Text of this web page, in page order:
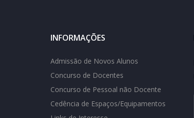
INFORMAÇÕES
Admissão de Novos Alunos
Concurso de Docentes
Concurso de Pessoal não Docente
Cedência de Espaços/Equipamentos